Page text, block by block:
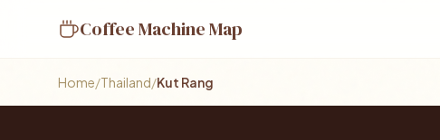
Coffee Machine Map
Home/Thailand/Kut Rang